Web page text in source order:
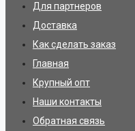
Для партнеров
Доставка
Как сделать заказ
Главная
Крупный опт
Наши контакты
Обратная связь